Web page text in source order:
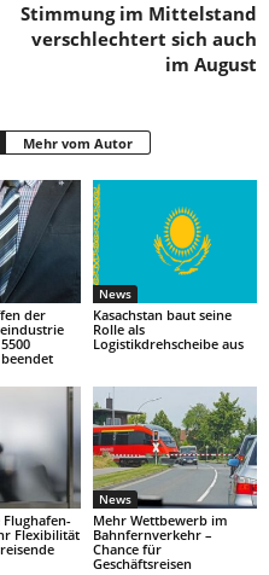
Stimmung im Mittelstand
verschlechtert sich auch
im August
Mehr vom Autor
der
News
Kasachstan baut seine
Rolle als
Logistikdrehscheibe aus
Flughafen-
Flexibilität
News
Mehr Wettbewerb im
Bahnfernverkehr –
Chance für
Geschäftsreisen